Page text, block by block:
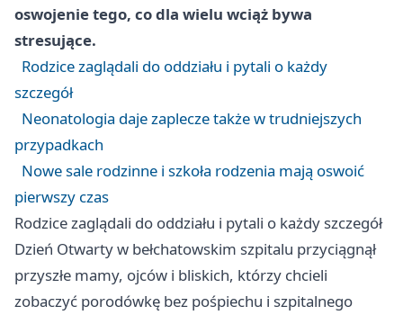
oswojenie tego, co dla wielu wciąż bywa
stresujące.
Rodzice zaglądali do oddziału i pytali o każdy
szczegół
Neonatologia daje zaplecze także w trudniejszych
przypadkach
Nowe sale rodzinne i szkoła rodzenia mają oswoić
pierwszy czas
Rodzice zaglądali do oddziału i pytali o każdy szczegół
Dzień Otwarty w bełchatowskim szpitalu przyciągnął
przyszłe mamy, ojców i bliskich, którzy chcieli
zobaczyć porodówkę bez pośpiechu i szpitalnego